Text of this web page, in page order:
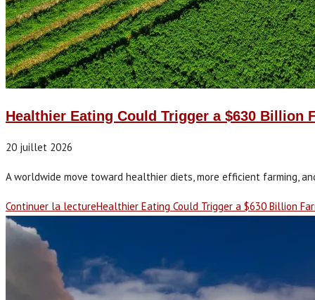
Healthier Eating Could Trigger a $630 Billion
20 juillet 2026
A worldwide move toward healthier diets, more efficient farming,
Continuer la lectureHealthier Eating Could Trigger a $630 Billion